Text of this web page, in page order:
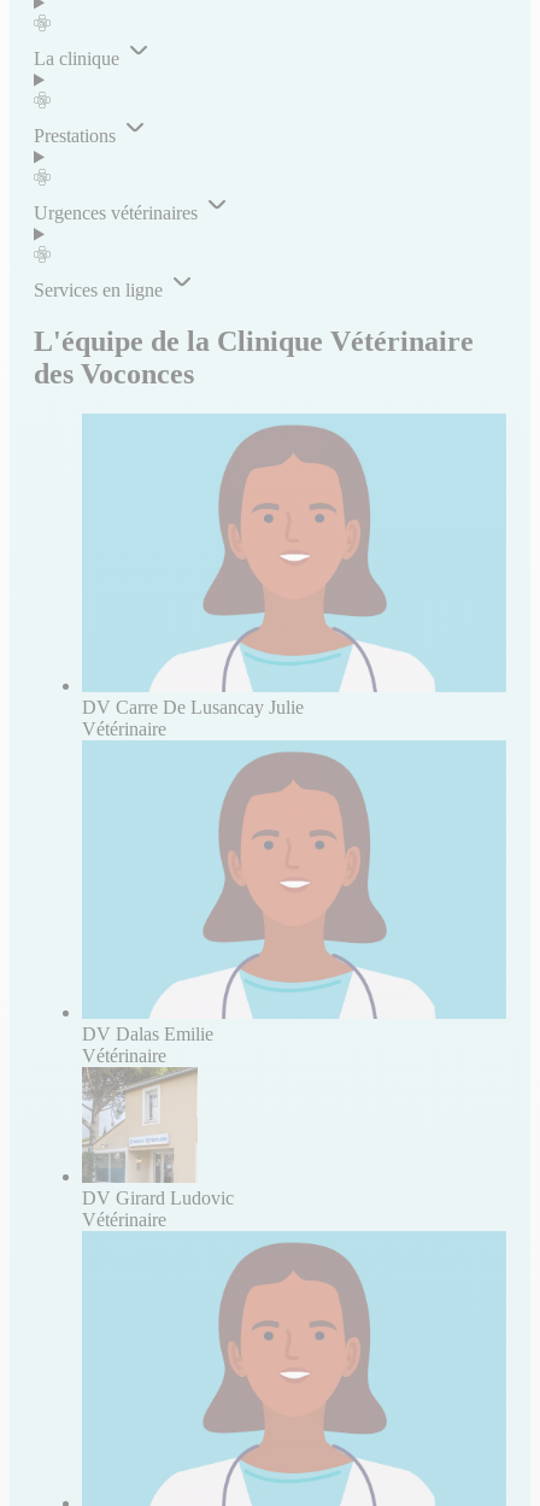
La clinique
Prestations
Urgences vétérinaires
Services en ligne
L'équipe de la Clinique Vétérinaire
des Voconces
DV Carre De Lusancay Julie
Vétérinaire
DV Dalas Emilie
Vétérinaire
DV Girard Ludovic
Vétérinaire